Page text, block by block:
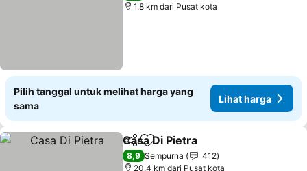
1.8 km dari Pusat kota
Pilih tanggal untuk melihat harga yang
sama
Lihat harga
BagikanTambahkan ke favorit
Casa Di Pietra
8,9 Sempurna
412
20.4 km dari Pusat kota